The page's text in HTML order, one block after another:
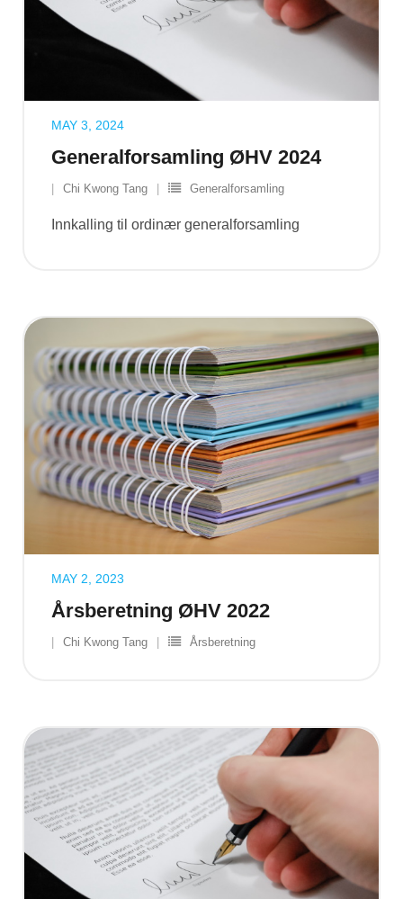
Generalforsamling ØHV 2024
MAY 3, 2024
Chi Kwong Tang Generalforsamling
Innkalling til ordinær generalforsamling
Årsberetning ØHV 2022
MAY 2, 2023
Chi Kwong Tang Årsberetning